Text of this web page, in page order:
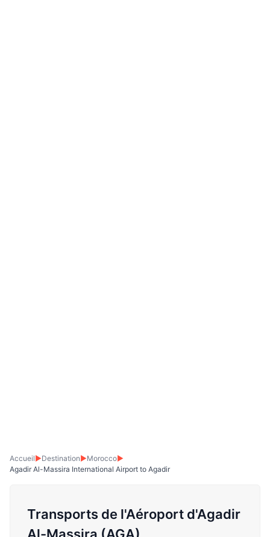
Accueil▶Destination▶Morocco▶
Agadir Al-Massira International Airport to Agadir
Transports de l'Aéroport d'Agadir